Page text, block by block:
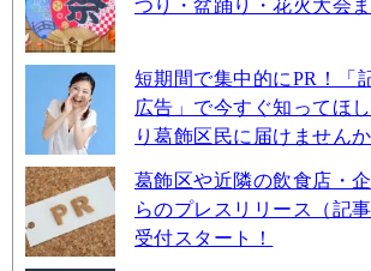
つり・盆踊り・花火大会
短期間で集中的にPR！「
広告」で今すぐ知ってほ
り葛飾区民に届けませんか
葛飾区や近隣の飲食店・
らのプレスリリース（記
受付スタート！